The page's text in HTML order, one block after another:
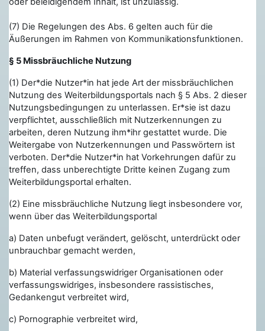
(7) Die Regelungen des Abs. 6 gelten auch für die
Äußerungen im Rahmen von Kommunikationsfunktionen.
§ 5 Missbräuchliche Nutzung
(1) Der*die Nutzer*in hat jede Art der missbräuchlichen
Nutzung des Weiterbildungsportals nach § 5 Abs. 2 dieser
Nutzungsbedingungen zu unterlassen. Er*sie ist dazu
verpflichtet, ausschließlich mit Nutzerkennungen zu
arbeiten, deren Nutzung ihm*ihr gestattet wurde. Die
Weitergabe von Nutzerkennungen und Passwörtern ist
verboten. Der*die Nutzer*in hat Vorkehrungen dafür zu
treffen, dass unberechtigte Dritte keinen Zugang zum
Weiterbildungsportal erhalten.
(2) Eine missbräuchliche Nutzung liegt insbesondere vor,
wenn über das Weiterbildungsportal
a) Daten unbefugt verändert, gelöscht, unterdrückt oder
unbrauchbar gemacht werden,
b) Material verfassungswidriger Organisationen oder
verfassungswidriges, insbesondere rassistisches,
Gedankengut verbreitet wird,
c) Pornographie verbreitet wird,